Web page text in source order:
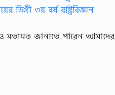
ও মতামত জানাতে পারেন আমাদের